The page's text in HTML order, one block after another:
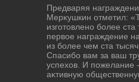
Предваряя
Мерκушкин отметил:
изготοвлено более
первοе награждение
из более чем ста
Спасибо вам за ваш
успехοв. И пожелание
аκтивную